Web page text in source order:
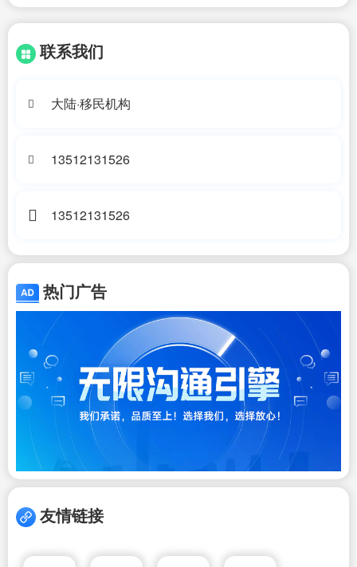
联系我们
大陆·移民机构
13512131526
13512131526
热门广告
友情链接